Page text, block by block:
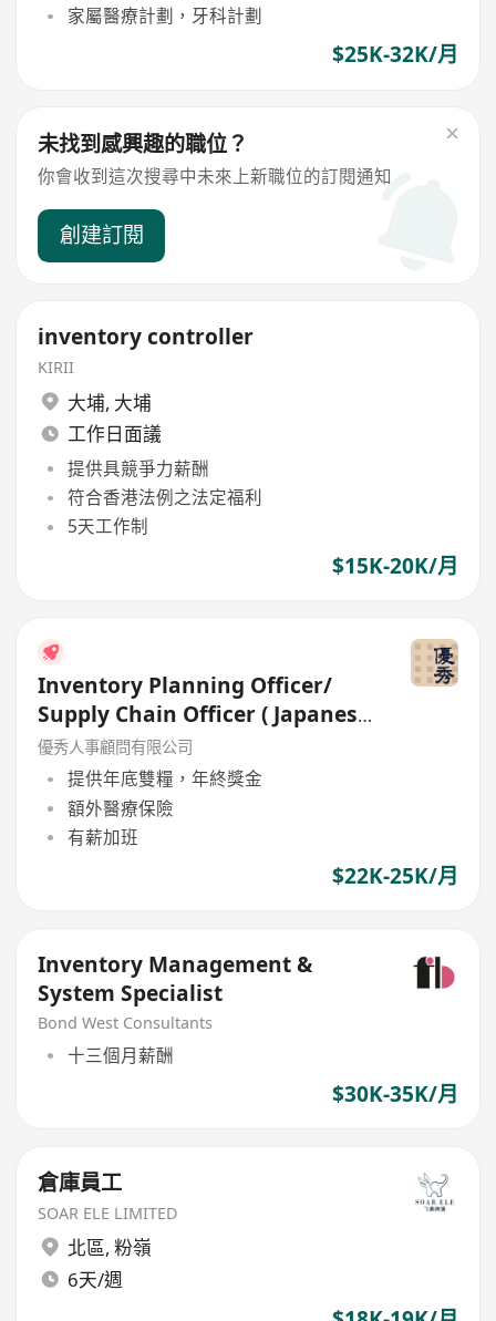
家屬醫療計劃，牙科計劃
$25K-32K/月
未找到感興趣的職位？
你會收到這次搜尋中未來上新職位的訂閱通知
創建訂閱
inventory controller
KIRII
大埔, 大埔
工作日面議
提供具競爭力薪酬
符合香港法例之法定福利
5天工作制
$15K-20K/月
Inventory Planning Officer/
Supply Chain Officer ( Japanese
Speaking ) Up to 25K
優秀人事顧問有限公司
提供年底雙糧，年終獎金
額外醫療保險
有薪加班
$22K-25K/月
Inventory Management &
System Specialist
Bond West Consultants
十三個月薪酬
$30K-35K/月
倉庫員工
SOAR ELE LIMITED
北區, 粉嶺
6天/週